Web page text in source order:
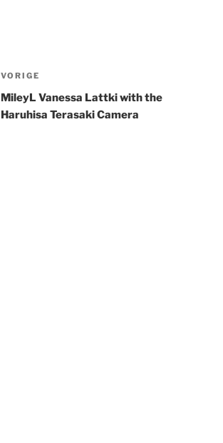
Bericht
navigatie
Vorig
bericht
VORIGE
MileyL Vanessa Lattki with the
Haruhisa Terasaki Camera